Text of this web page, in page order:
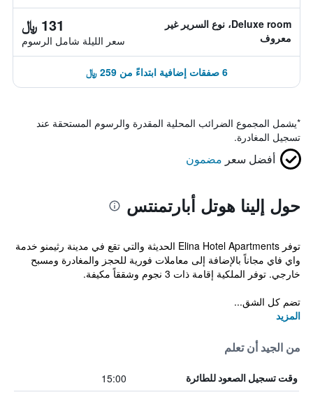
Deluxe room، نوع السرير غير
معروف
131 ﷼
سعر الليلة شامل الرسوم
6 صفقات إضافية ابتداءً من 259 ﷼
*يشمل المجموع الضرائب المحلية المقدرة والرسوم المستحقة عند
تسجيل المغادرة.
أفضل سعر مضمون
حول إلينا هوتل أبارتمنتس
توفر Elina Hotel Apartments الحديثة والتي تقع في مدينة رثيمنو خدمة
واي فاي مجاناً بالإضافة إلى معاملات فورية للحجز والمغادرة ومسبح
خارجي. توفر الملكية إقامة ذات 3 نجوم وشققاً مكيفة.
تضم كل الشق...
المزيد
من الجيد أن تعلم
وقت تسجيل الصعود للطائرة 15:00